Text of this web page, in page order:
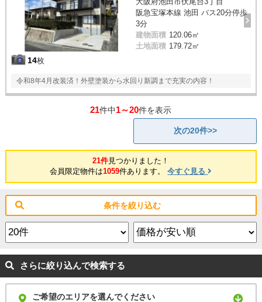
14枚
阪急宝塚本線 池田 バス20分停歩
3分
建物面積 120.06㎡
土地面積 179.72㎡
令和8年4月改装済！外壁塗装から水回り新調まで充実の内容！
21件中1～20件を表示
次の20件>>
21件見つかりました！
会員限定物件は1059件あります。今すぐ見る
条件を絞り込む
さらに絞り込んで検索する
ご希望のエリアを選んでください